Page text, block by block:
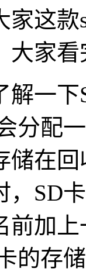
家这
大家
解一
分配
储在
，SD
前加
的存